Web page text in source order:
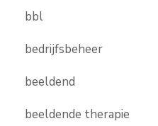
bbl
bedrijfsbeheer
beeldend
beeldende therapie